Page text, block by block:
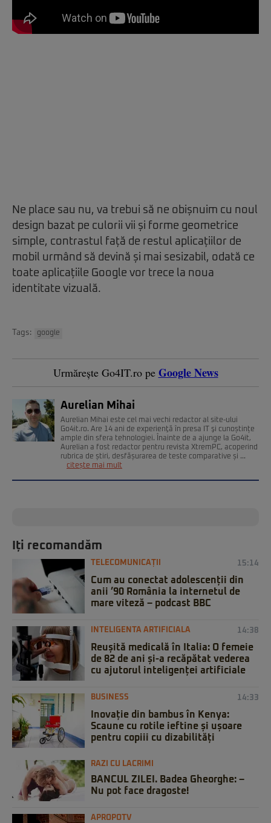
Ne place sau nu, va trebui să ne obișnuim cu noul
design bazat pe culorii vii și forme geometrice
simple, contrastul față de restul aplicațiilor de
mobil urmând să devină și mai sesizabil, odată ce
toate aplicațiile Google vor trece la noua
identitate vizuală.
Tags: google
Urmărește Go4IT.ro pe Google News
Aurelian Mihai
Aurelian Mihai este cel mai vechi redactor al site-ului
Go4it.ro. Are 14 ani de experienţă în presa IT şi cunoștințe
ample din sfera tehnologiei. Înainte de a ajunge la Go4it,
Aurelian a fost redactor pentru revista XtremPC, acoperind
rubrica de știri, desfășurarea de teste comparative și ...
citește mai mult
Iți recomandăm
TELECOMUNICAȚII 15:14
Cum au conectat adolescenții din
anii ’90 România la internetul de
mare viteză – podcast BBC
INTELIGENTA ARTIFICIALA 14:38
Reușită medicală în Italia: O femeie
de 82 de ani și-a recăpătat vederea
cu ajutorul inteligenței artificiale
BUSINESS 14:33
Inovație din bambus în Kenya:
Scaune cu rotile ieftine și ușoare
pentru copiii cu dizabilități
RAZI CU LACRIMI
BANCUL ZILEI. Badea Gheorghe: –
Nu pot face dragoste!
APROPOTV